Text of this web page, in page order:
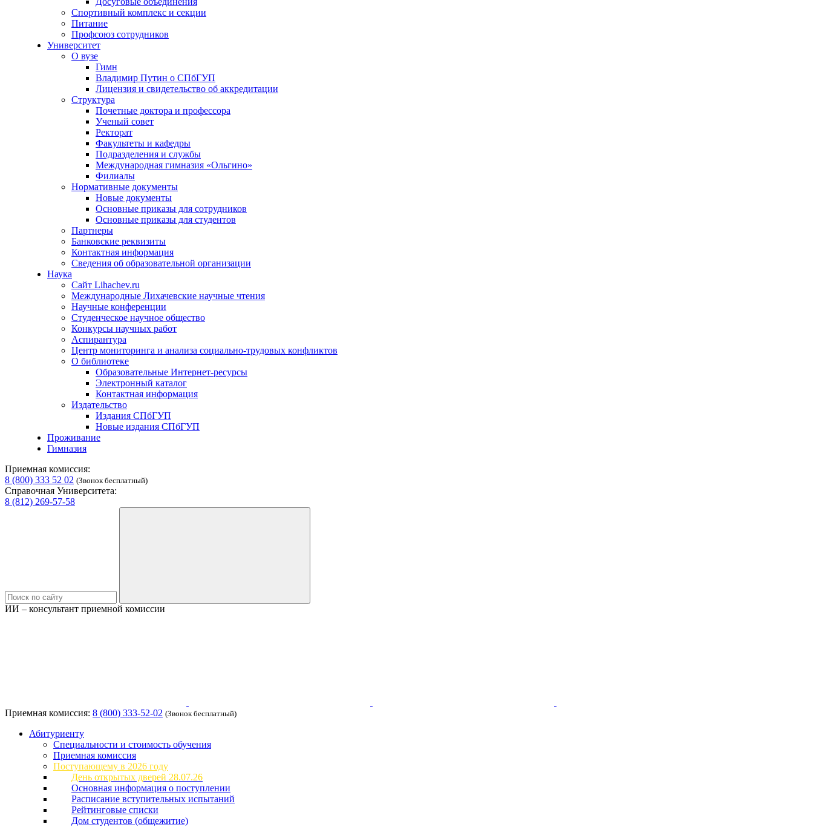
Спортивный комплекс и секции
Питание
Профсоюз сотрудников
Университет
О вузе
Гимн
Владимир Путин о СПбГУП
Лицензия и свидетельство об аккредитации
Структура
Почетные доктора и профессора
Ученый совет
Ректорат
Факультеты и кафедры
Подразделения и службы
Международная гимназия «Ольгино»
Филиалы
Нормативные документы
Новые документы
Основные приказы для сотрудников
Основные приказы для студентов
Партнеры
Банковские реквизиты
Контактная информация
Сведения об образовательной организации
Наука
Сайт Lihachev.ru
Международные Лихачевские научные чтения
Научные конференции
Студенческое научное общество
Конкурсы научных работ
Аспирантура
Центр мониторинга и анализа социально-трудовых конфликтов
О библиотеке
Образовательные Интернет-ресурсы
Электронный каталог
Контактная информация
Издательство
Издания СПбГУП
Новые издания СПбГУП
Проживание
Гимназия
Приемная комиссия:
8 (800) 333 52 02 (Звонок бесплатный)
Справочная Университета:
8 (812) 269-57-58
ИИ – консультант приемной комиссии
Приемная комиссия: 8 (800) 333-52-02 (Звонок бесплатный)
Абитуриенту
Специальности и стоимость обучения
Приемная комиссия
Поступающему в 2026 году
День открытых дверей 28.07.26
Основная информация о поступлении
Расписание вступительных испытаний
Рейтинговые списки
Дом студентов (общежитие)